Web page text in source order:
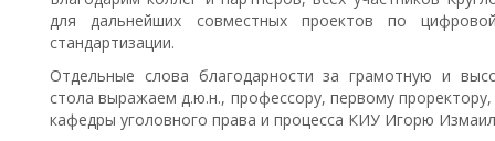
для дальнейших совместных проектов по
стандартизации.
Отдельные слова благодарности за грамотную и
стола выражаем д.ю.н., профессору, первому
кафедры уголовного права и процесса КИУ Игорю